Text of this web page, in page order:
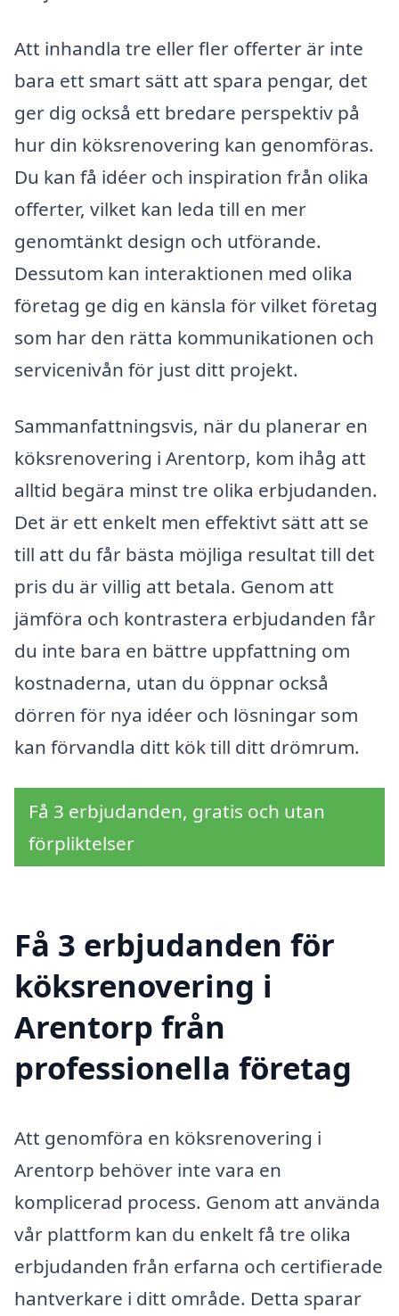
Att inhandla tre eller fler offerter är inte
bara ett smart sätt att spara pengar, det
ger dig också ett bredare perspektiv på
hur din köksrenovering kan genomföras.
Du kan få idéer och inspiration från olika
offerter, vilket kan leda till en mer
genomtänkt design och utförande.
Dessutom kan interaktionen med olika
företag ge dig en känsla för vilket företag
som har den rätta kommunikationen och
servicenivån för just ditt projekt.
Sammanfattningsvis, när du planerar en
köksrenovering i Arentorp, kom ihåg att
alltid begära minst tre olika erbjudanden.
Det är ett enkelt men effektivt sätt att se
till att du får bästa möjliga resultat till det
pris du är villig att betala. Genom att
jämföra och kontrastera erbjudanden får
du inte bara en bättre uppfattning om
kostnaderna, utan du öppnar också
dörren för nya idéer och lösningar som
kan förvandla ditt kök till ditt drömrum.
Få 3 erbjudanden, gratis och utan
förpliktelser
Få 3 erbjudanden för
köksrenovering i
Arentorp från
professionella företag
Att genomföra en köksrenovering i
Arentorp behöver inte vara en
komplicerad process. Genom att använda
vår plattform kan du enkelt få tre olika
erbjudanden från erfarna och certifierade
hantverkare i ditt område. Detta sparar